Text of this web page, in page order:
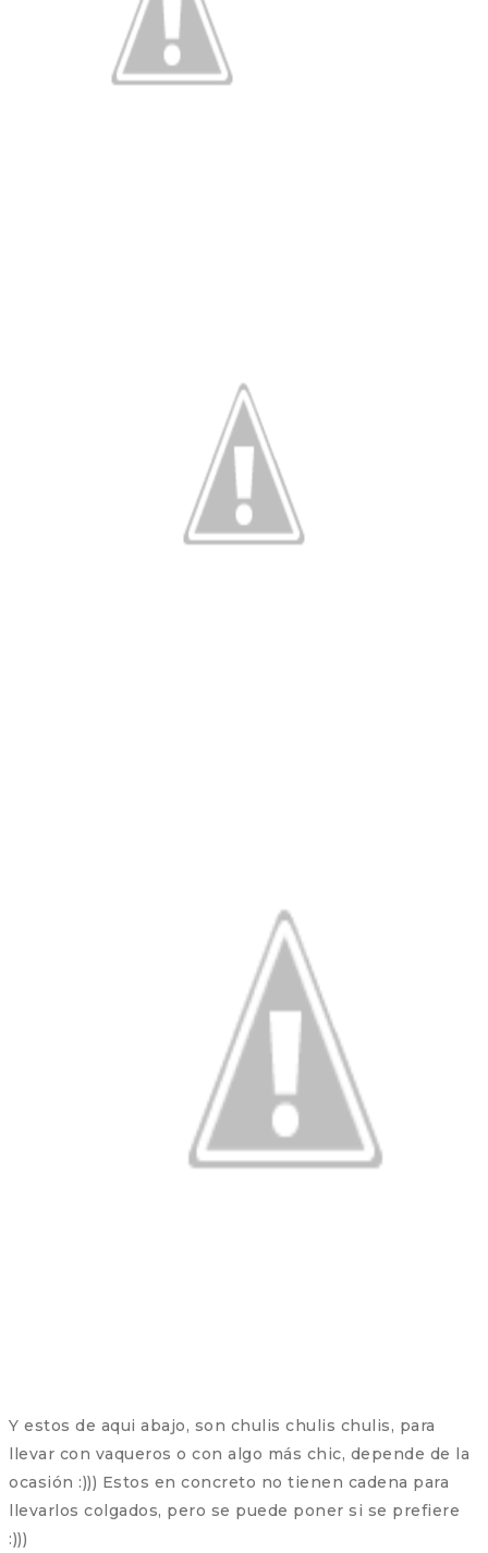
Y estos de aqui abajo, son chulis chulis chulis, para
llevar con vaqueros o con algo más chic, depende de la
ocasión :))) Estos en concreto no tienen cadena para
llevarlos colgados, pero se puede poner si se prefiere
:)))